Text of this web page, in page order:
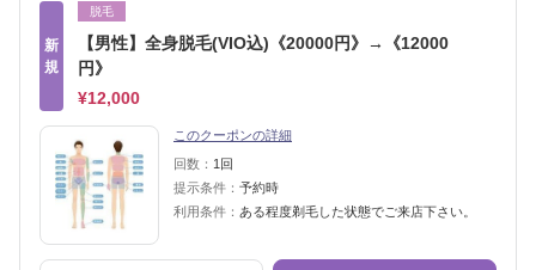
新
規
脱毛
【男性】全身脱毛(VIO込)《20000円》→《12000
円》
¥12,000
このクーポンの詳細
回数： 1回
提示条件： 予約時
利用条件： ある程度剃毛した状態でご来店下さい。